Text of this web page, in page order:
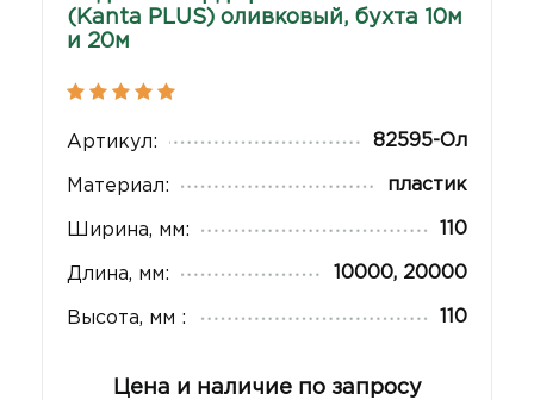
(Kanta PLUS) оливковый, бухта 10м
и 20м
Артикул: 82595-Ол
Материал: пластик
Ширина, мм: 110
Длина, мм: 10000, 20000
Высота, мм : 110
Цена и наличие по запросу